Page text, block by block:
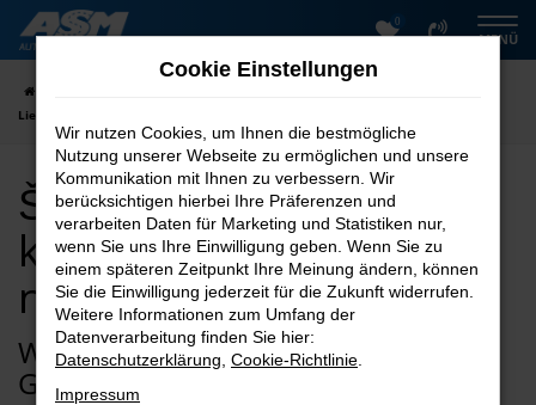
Zum
Hauptinhalt
0
MENÜ
Lieferservice nach Peine
Škoda Gebrauchtwagen
kaufen mit Lieferservice
nach Peine
Wie wäre es mit einem Škoda
Gebrauchtwagen für Peine?
Cookie Einstellungen
Wir nutzen Cookies, um Ihnen die bestmögliche
Nutzung unserer Webseite zu ermöglichen und unsere
Kommunikation mit Ihnen zu verbessern. Wir
berücksichtigen hierbei Ihre Präferenzen und
verarbeiten Daten für Marketing und Statistiken nur,
wenn Sie uns Ihre Einwilligung geben. Wenn Sie zu
einem späteren Zeitpunkt Ihre Meinung ändern, können
Sie die Einwilligung jederzeit für die Zukunft widerrufen.
Weitere Informationen zum Umfang der
Datenverarbeitung finden Sie hier:
Datenschutzerklärung Cookie-Richtlinie
Impressum